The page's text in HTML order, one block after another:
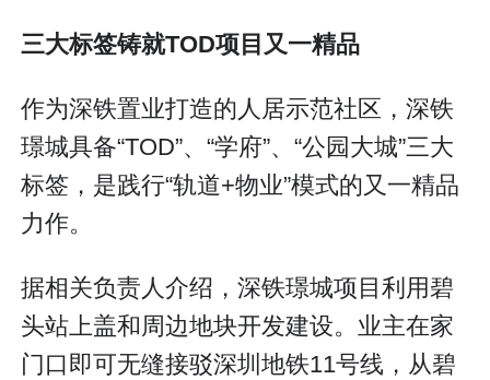
三大标签铸就TOD项目又一精品
作为深铁置业打造的人居示范社区，深铁
璟城具备“TOD”、“学府”、“公园大城”三大
标签，是践行“轨道+物业”模式的又一精品
力作。
据相关负责人介绍，深铁璟城项目利用碧
头站上盖和周边地块开发建设。业主在家
门口即可无缝接驳深圳地铁11号线，从碧